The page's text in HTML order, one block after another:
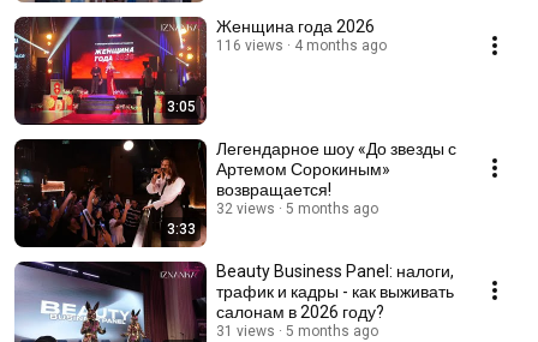
3:05
Женщина года 2026
116 views 4 months ago
3:33
Легендарное шоу «До звезды с
Артемом Сорокиным»
возвращается!
32 views 5 months ago
Beauty Business Panel: налоги,
трафик и кадры - как выживать
салонам в 2026 году?
31 views 5 months ago